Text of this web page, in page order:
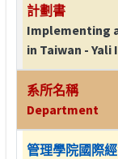
計劃書
Implementing
in Taiwan -
系所名稱
Department
管理學院國際